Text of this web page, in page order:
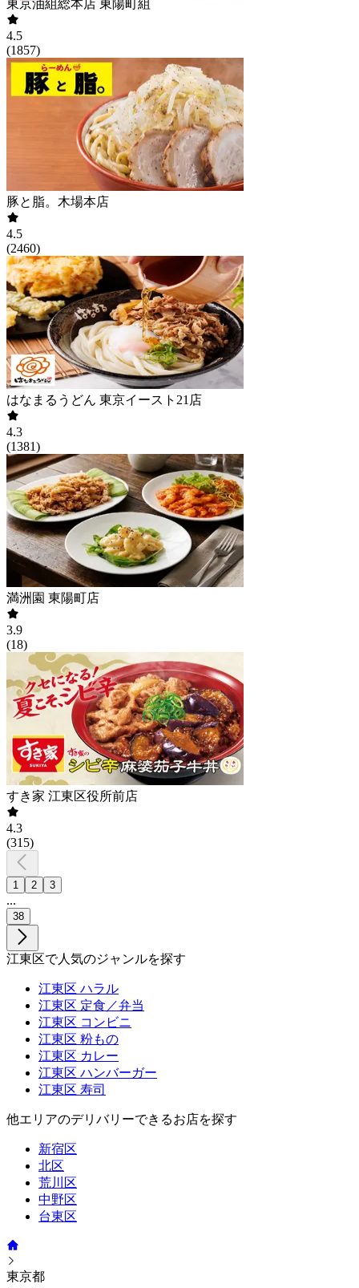
東京油組総本店 東陽町組
4.5
(1857)
豚と脂。木場本店
4.5
(2460)
はなまるうどん 東京イースト21店
4.3
(1381)
満洲園 東陽町店
3.9
(18)
すき家 江東区役所前店
4.3
(315)
1 2 3
...
38
江東区で人気のジャンルを探す
江東区 ハラル
江東区 定食／弁当
江東区 コンビニ
江東区 粉もの
江東区 カレー
江東区 ハンバーガー
江東区 寿司
他エリアのデリバリーできるお店を探す
新宿区
北区
荒川区
中野区
台東区
東京都